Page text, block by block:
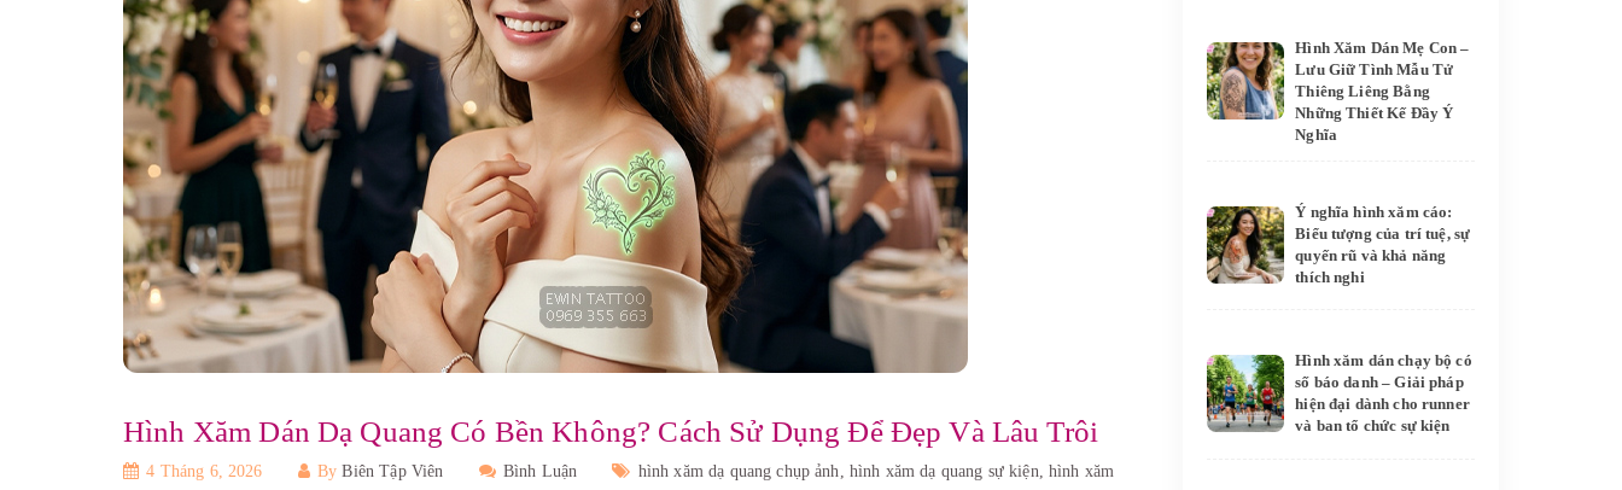
Hình Xăm Dán Dạ Quang Có Bền Không? Cách Sử Dụng Để Đẹp Và Lâu Trôi
4 Tháng 6, 2026 ByBiên Tập Viên Bình Luận hình xăm dạ quang chụp ảnh, hình xăm dạ quang sự kiện, hình xăm
Hình Xăm Dán Mẹ Con –
Lưu Giữ Tình Mẫu Tử
Thiêng Liêng Bằng
Những Thiết Kế Đầy Ý
Nghĩa
Ý nghĩa hình xăm cáo:
Biểu tượng của trí tuệ, sự
quyến rũ và khả năng
thích nghi
Hình xăm dán chạy bộ có
số báo danh – Giải pháp
hiện đại dành cho runner
và ban tổ chức sự kiện